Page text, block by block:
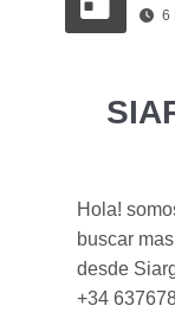
6
Hola!
buscar
desde
+34